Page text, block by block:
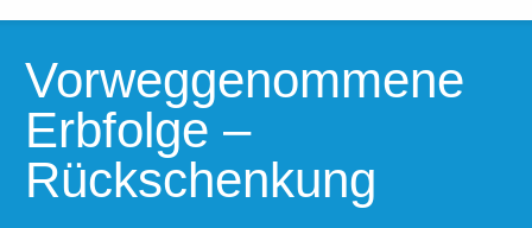
Vorweggenommene
Erbfolge –
Rückschenkung